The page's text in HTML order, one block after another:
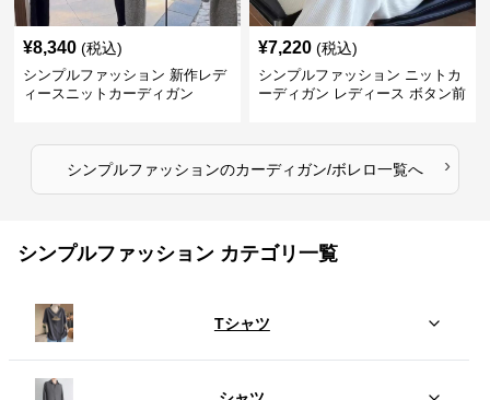
¥8,340 (税込)
シンプルファッション 新作レデ
ィースニットカーディガン
¥7,220 (税込)
シンプルファッション ニットカ
ーディガン レディース ボタン前
シンプルファッションのカーディガン/ボレロ一覧へ ›
シンプルファッション カテゴリ一覧
Tシャツ